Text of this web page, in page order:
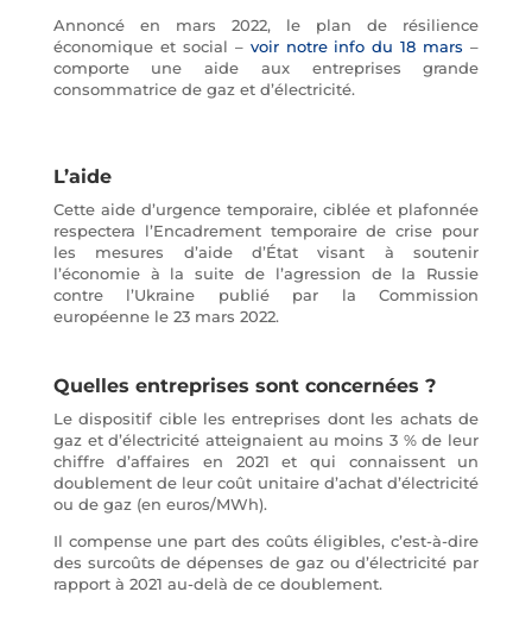
Annoncé en mars 2022, le plan de résilience
économique et social – voir notre info du 18 mars –
comporte une aide aux entreprises grande
consommatrice de gaz et d’électricité.
L’aide
Cette aide d’urgence temporaire, ciblée et plafonnée
respectera l’Encadrement temporaire de crise pour
les mesures d’aide d’État visant à soutenir
l’économie à la suite de l’agression de la Russie
contre l’Ukraine publié par la Commission
européenne le 23 mars 2022.
Quelles entreprises sont concernées ?
Le dispositif cible les entreprises dont les achats de
gaz et d’électricité atteignaient au moins 3 % de leur
chiffre d’affaires en 2021 et qui connaissent un
doublement de leur coût unitaire d’achat d’électricité
ou de gaz (en euros/MWh).
Il compense une part des coûts éligibles, c’est-à-dire
des surcoûts de dépenses de gaz ou d’électricité par
rapport à 2021 au-delà de ce doublement.